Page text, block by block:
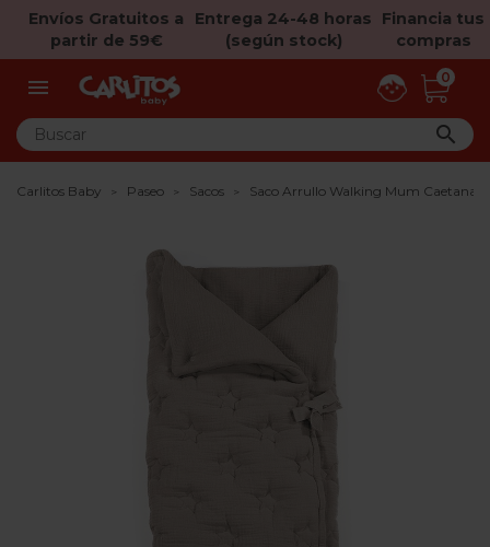
Envíos Gratuitos a
partir de 59€
Entrega 24-48 horas
(según stock)
Financia tus
compras
 0

Carlitos Baby Paseo Sacos Saco Arrullo Walking Mum Caetana